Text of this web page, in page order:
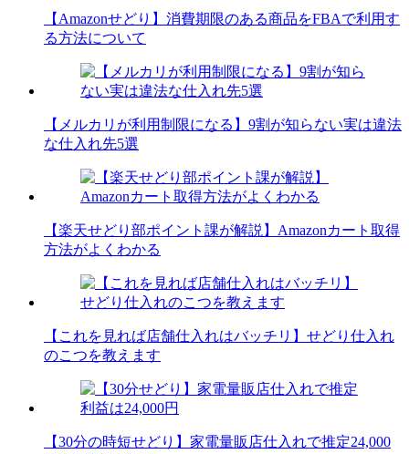
【Amazonせどり】消費期限のある商品をFBAで利用す
る方法について
【メルカリが利用制限になる】9割が知らない実は違法
な仕入れ先5選
【楽天せどり部ポイント課が解説】Amazonカート取得
方法がよくわかる
【これを見れば店舗仕入れはバッチリ】せどり仕入れ
のこつを教えます
【30分の時短せどり】家電量販店仕入れで推定24,000